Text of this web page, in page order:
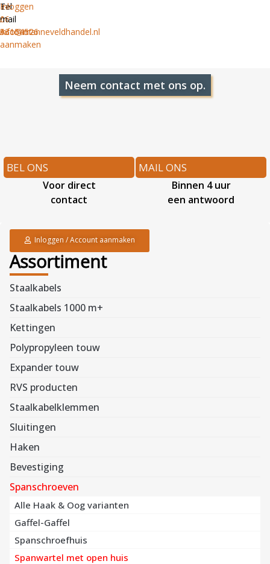
Tel
06
53154526
E-
mail
info@manneveldhandel.nl
Inloggen
/
Account
aanmaken
Neem contact met ons op.
BEL ONS
Voor direct
contact
MAIL ONS
Binnen 4 uur
een antwoord
Inloggen / Account aanmaken
Assortiment
Staalkabels
Staalkabels 1000 m+
Kettingen
Polypropyleen touw
Expander touw
RVS producten
Staalkabelklemmen
Sluitingen
Haken
Bevestiging
Spanschroeven
Alle Haak & Oog varianten
Gaffel-Gaffel
Spanschroefhuis
Spanwartel met open huis